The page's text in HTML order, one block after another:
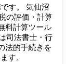
す。 気仙沼
の評価・計算
料計算ツール
司法書士・行
法的手続きを
す。